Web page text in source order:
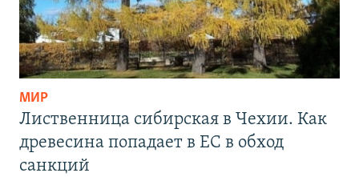
МИР
Лиственница сибирская в Чехии. Как
древесина попадает в ЕС в обход
санкций